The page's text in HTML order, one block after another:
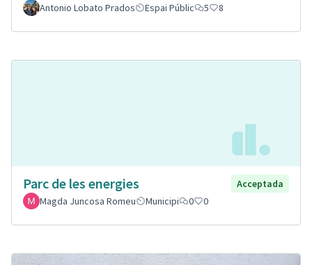
Antonio Lobato Prados Espai Públic 5 8
Parc de les energies
Acceptada
Magda Juncosa Romeu
Municipi 0 0